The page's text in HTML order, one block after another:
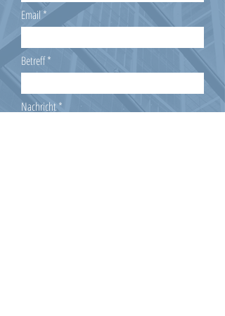
Email
Betreff
Nachricht